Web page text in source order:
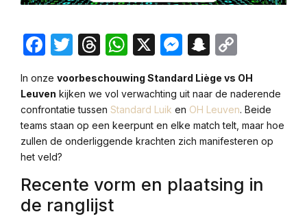
Facebook
Twitter
Threads
WhatsApp
X Messenger
Snapchat
In onze voorbeschouwing Standard Liège vs OH
Leuven kijken we vol verwachting uit naar de naderende
confrontatie tussen Standard Luik en OH Leuven. Beide
teams staan op een keerpunt en elke match telt, maar hoe
zullen de onderliggende krachten zich manifesteren op
het veld?
Recente vorm en plaatsing in
de ranglijst